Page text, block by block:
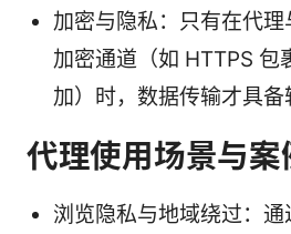
加密与隐私：只有在代
加密通道（如 HTTPS 包
加）时，数据传输才具备
代理使用场景与案
浏览隐私与地域绕过：